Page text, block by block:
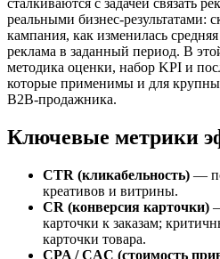
реальными бизнес-результатами:
кампания, как изменилась
реклама в заданный период. В
методика оценки, набор KPI и
которые применимы и для
B2B-продажника.
Ключевые метрики
CTR (кликабельность) —
креативов и витрины.
CR (конверсия карточки)
карточки к заказам;
карточки товара.
CPA / CAC (стоимость